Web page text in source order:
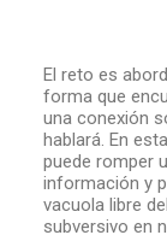
El reto es
forma que
una conexión
hablará. En
puede romper
información y
vacuola libre
subversivo en